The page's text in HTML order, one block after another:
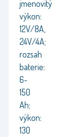
jmenovitý
výkon:
12V/8A,
24V/4A;
rozsah
baterie:
6-
150
Ah;
výkon:
130